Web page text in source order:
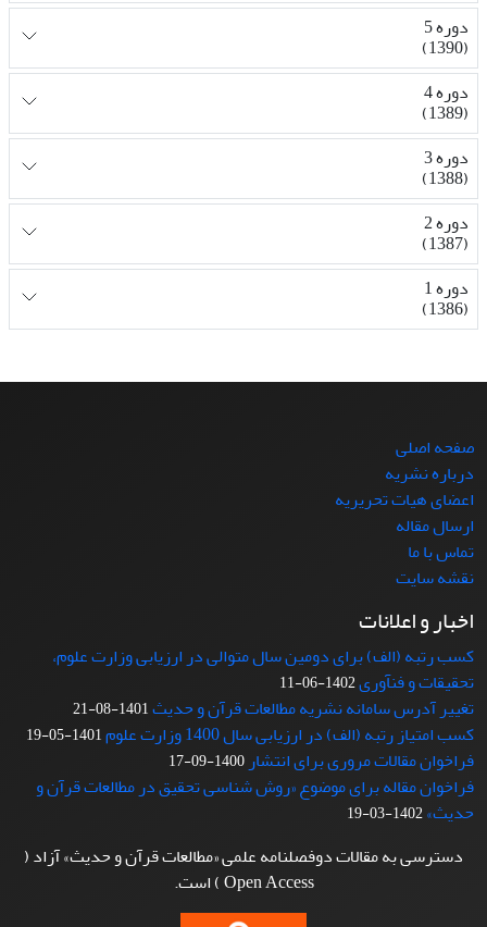
دوره 5
(1390)
دوره 4
(1389)
دوره 3
(1388)
دوره 2
(1387)
دوره 1
(1386)
صفحه اصلی
درباره نشریه
اعضای هیات تحریریه
ارسال مقاله
تماس با ما
نقشه سایت
اخبار و اعلانات
کسب رتبه (الف) برای دومین سال متوالی در ارزیابی وزارت علوم،
تحقیقات و فنآوری1402-06-11
تغییر آدرس سامانه نشریه مطالعات قرآن و حدیث1401-08-21
کسب امتیاز رتبه (الف) در ارزیابی سال 1400 وزارت علوم 1401-05-19
فراخوان مقالات مروری برای انتشار 1400-09-17
فراخوان مقاله برای موضوع «روش شناسی تحقیق در مطالعات قرآن و
حدیث»1402-03-19
دسترسی به مقالات دوفصلنامه علمی «مطالعات قرآن و حدیث» آزاد (
Open Access ) است.